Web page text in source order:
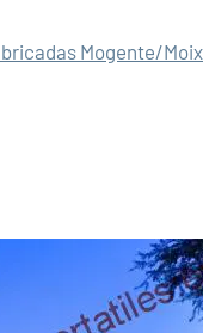
Mogente/